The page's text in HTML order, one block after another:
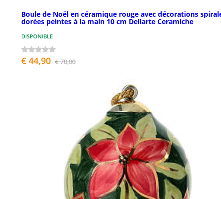
Boule de Noël en céramique rouge avec décorations
dorées peintes à la main 10 cm Dellarte Ceramiche
DISPONIBLE
€ 44,90 € 70,00